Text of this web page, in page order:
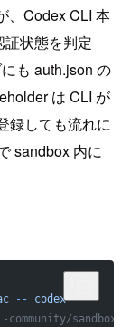
、Codex CLI 本
証状態を判定
も auth.json の
は CLI が
録しても流れに
sandbox 内に
-- codex